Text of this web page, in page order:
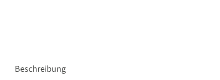
Beschreibung